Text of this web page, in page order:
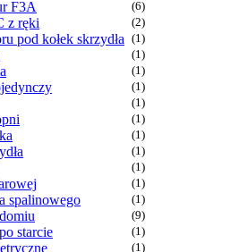
F3A (6)
z ręki (2)
pod kołek skrzydła (1)
(1)
(1)
(1)
(1)
(1)
(1)
(1)
(1)
(1)
spalinowego (1)
(9)
starcie (1)
(1)